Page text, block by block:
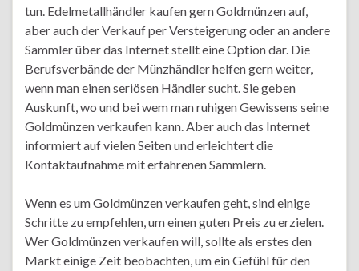
tun. Edelmetallhändler kaufen gern Goldmünzen auf,
aber auch der Verkauf per Versteigerung oder an andere
Sammler über das Internet stellt eine Option dar. Die
Berufsverbände der Münzhändler helfen gern weiter,
wenn man einen seriösen Händler sucht. Sie geben
Auskunft, wo und bei wem man ruhigen Gewissens seine
Goldmünzen verkaufen kann. Aber auch das Internet
informiert auf vielen Seiten und erleichtert die
Kontaktaufnahme mit erfahrenen Sammlern.
Wenn es um Goldmünzen verkaufen geht, sind einige
Schritte zu empfehlen, um einen guten Preis zu erzielen.
Wer Goldmünzen verkaufen will, sollte als erstes den
Markt einige Zeit beobachten, um ein Gefühl für den